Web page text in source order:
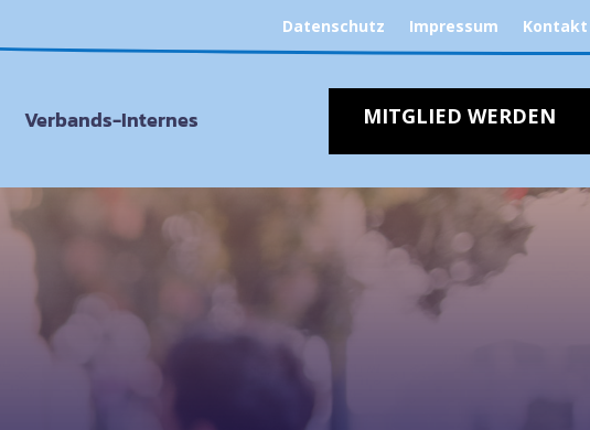
Datenschutz Impressum Kontakt
Verbands-Internes MITGLIED WERDEN